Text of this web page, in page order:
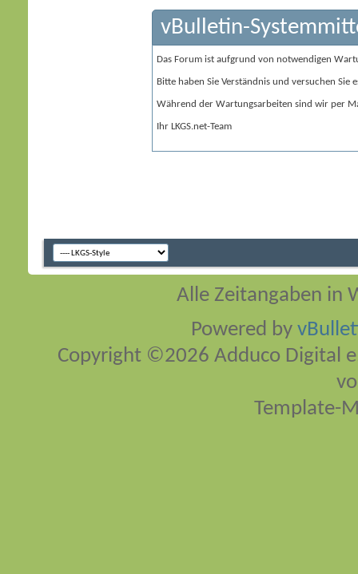
vBulletin-
Das Forum ist aufgrund von notwendigen
Bitte haben Sie Verständnis und versuchen Sie
Während der Wartungsarbeiten sind wir per
Ihr LKGS.net-Team
Alle Zeitangaben in
Powered by
Copyright ©2026 Adduco Digital
Template-